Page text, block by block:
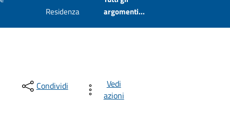
Residenza
argomenti...
Condividi
Vedi
azioni